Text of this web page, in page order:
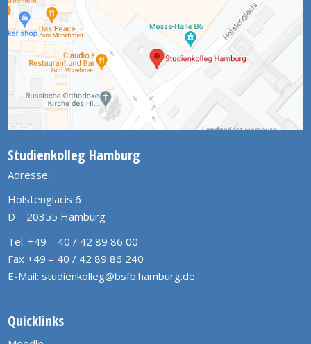
Studienkolleg Hamburg
Adresse:
Holstenglacis 6
D – 20355 Hamburg
Tel. +49 – 40 / 42 89 86 00
Fax +49 – 40 / 42 89 86 240
E-Mail: studienkolleg@bsfb.hamburg.de
Quicklinks